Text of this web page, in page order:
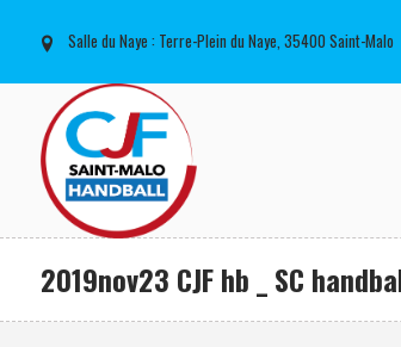
Salle du Naye : Terre-Plein du Naye, 35400 Saint-Malo
2019nov23 CJF hb _ SC